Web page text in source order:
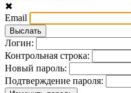
✖
Email
Логин:
Контрольная строка:
Новый пароль:
Подтверждение пароля: